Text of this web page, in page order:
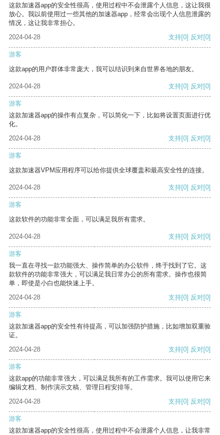
这款加速器app的安全性很高，使用过程中不会泄露个人信息，这让我很
放心。我以前使用过一些其他的加速器app，经常会出现个人信息泄露的
情况，这让我非常担心。
2024-04-28
支持[0] 反对[0]
游客
这款app的用户群体非常庞大，我可以结识到来自世界各地的朋友。
2024-04-28 支持[0] 反对[0]
游客
这款加速器app的操作有点复杂，可以简化一下，比如将设置页面进行优
化。
2024-04-28
支持[0] 反对[0]
游客
这款加速器VPM应用程序可以给你提供全球覆盖和最高安全性的连接。
2024-04-28 支持[0] 反对[0]
游客
这款软件的功能非常全面，可以满足我所有需求。
2024-04-28 支持[0] 反对[0]
游客
我一直在寻找一款功能强大、操作简单的办公软件，终于找到了它。这
款软件的功能非常强大，可以满足我日常办公的所有需求。操作也很简
单，即使是小白也能快速上手。
2024-04-28
支持[0] 反对[0]
游客
这款加速器app的安全性有待提高，可以加强防护措施，比如增加双重验
证。
2024-04-28
支持[0] 反对[0]
游客
这款app的功能非常强大，可以满足我所有的工作需求。我可以使用它来
编辑文档、制作演示文稿、管理日程安排等。
2024-04-28
支持[0] 反对[0]
游客
这款加速器app的安全性很高，使用过程中不会泄露个人信息，让我非常